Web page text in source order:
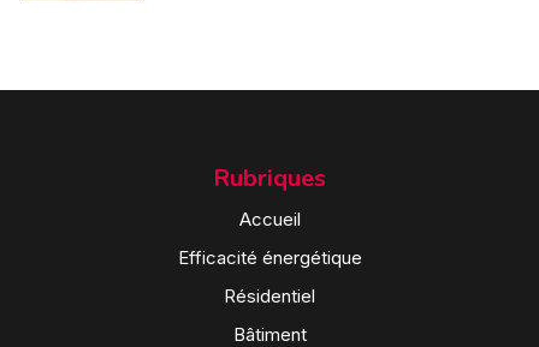
Rubriques
Accueil
Efficacité énergétique
Résidentiel
Bâtiment